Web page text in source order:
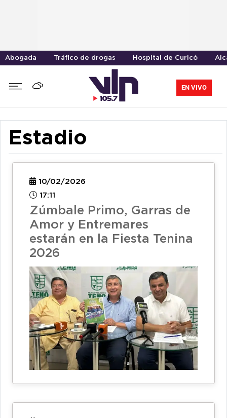
Abogada Tráfico de drogas Hospital de Curicó
EN VIVO
Estadio
10/02/2026
17:11
Zúmbale Primo, Garras de
Amor y Entremares
estarán en la Fiesta Tenina
2026